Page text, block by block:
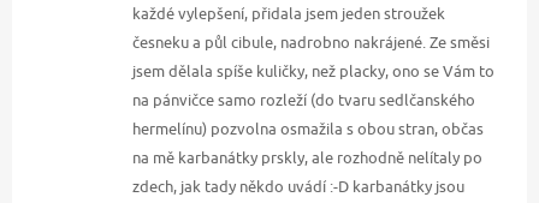
každé vylepšení, přidala jsem jeden stroužek
česneku a půl cibule, nadrobno nakrájené. Ze směsi
jsem dělala spíše kuličky, než placky, ono se Vám to
na pánvičce samo rozleží (do tvaru sedlčanského
hermelínu) pozvolna osmažila s obou stran, občas
na mě karbanátky prskly, ale rozhodně nelítaly po
zdech, jak tady někdo uvádí :-D karbanátky jsou